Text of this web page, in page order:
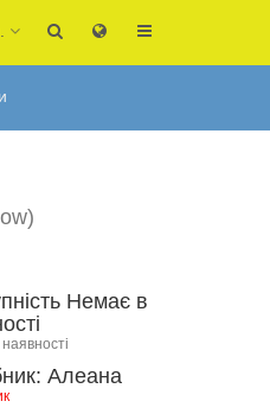
Немає в
Алеана